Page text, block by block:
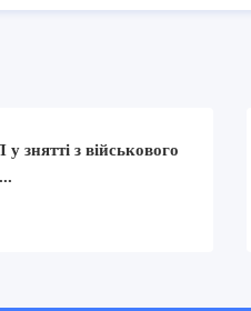
знятті з військового